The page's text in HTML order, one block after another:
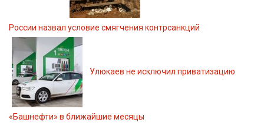
России назвал условие смягчения контрсанкций
Улюкаев не исключил приватизацию
«Башнефти» в ближайшие месяцы